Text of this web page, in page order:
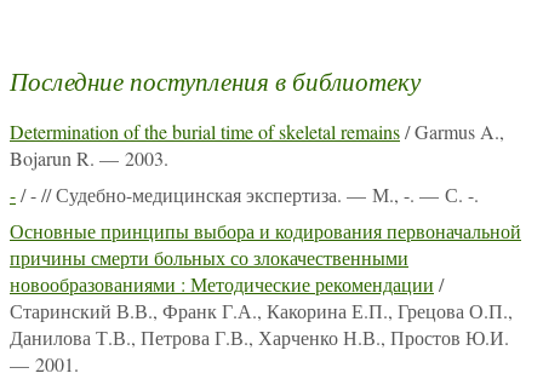
Последние поступления в библиотеку
Determination of the burial time of skeletal remains/ Garmus A.,
Bojarun R. — 2003.
-/ - // Судебно-медицинская экспертиза. — М., -. — С. -.
Основные принципы выбора и кодирования первоначальной
причины смерти больных со злокачественными
новообразованиями : Методические рекомендации /
Старинский В.В., Франк Г.А., Какорина Е.П., Грецова О.П.,
Данилова Т.В., Петрова Г.В., Харченко Н.В., Простов Ю.И.
— 2001.